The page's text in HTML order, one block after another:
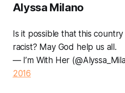
Alyssa Milano
Is it possible that this
racist? May God help us all.
— I’m With Her
2016